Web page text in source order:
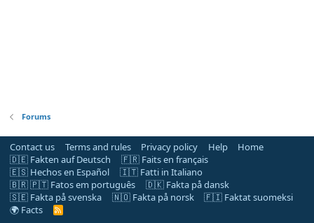
Forums
Contact us Terms and rules Privacy policy Help
Home
🇩🇪 Fakten auf Deutsch
🇫🇷 Faits en français
🇪🇸 Hechos en Español
🇮🇹 Fatti in Italiano
🇧🇷 🇵🇹 Fatos em português
🇩🇰 Fakta på dansk
🇸🇪 Fakta på svenska
🇳🇴 Fakta på norsk
🇫🇮 Faktat suomeksi
🌍 Facts
R